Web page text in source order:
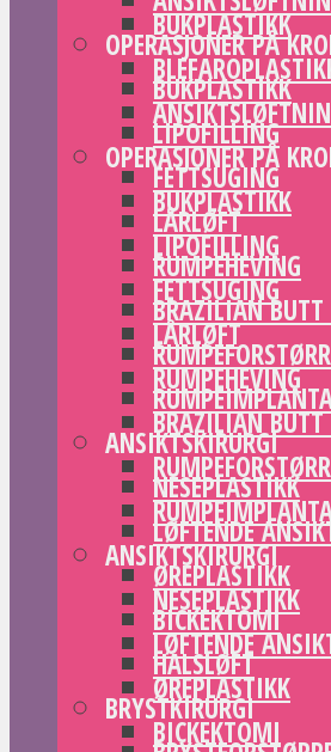
OPERASJONER PÅ
BUKPLASTIKK
LIPOFILLING
FETTSUGING
LÅRLØFT
RUMPEHEVING
BRAZILIAN BUTT
ANSIKTSKIRURGI
NESEPLASTIKK
LØFTENDE
ØREPLASTIKK
BICKEKTOMI
HALSLØFT
BRYSTKIRURGI
BUKPLASTIKK
OPERASJONER PÅ
BUKPLASTIKK
LIPOFILLING
FETTSUGING
LÅRLØFT
RUMPEHEVING
BRAZILIAN BUTT
ANSIKTSKIRURGI
NESEPLASTIKK
LØFTENDE
ØREPLASTIKK
BICKEKTOMI